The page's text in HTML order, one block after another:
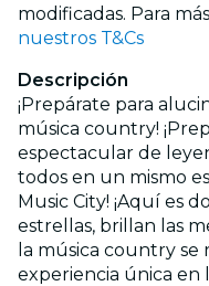
modificadas. Para
nuestros T&Cs
Descripción
¡Prepárate para
música country!
espectacular de
todos en un mismo
Music City! ¡Aquí es
estrellas, brillan las
la música country se
experiencia única en